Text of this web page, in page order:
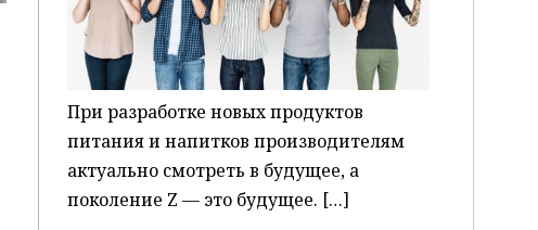
При разработке новых продуктов
питания и напитков производителям
актуально смотреть в будущее, а
поколение Z — это будущее. […]